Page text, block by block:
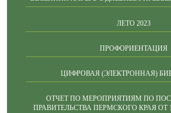
ЛЕТО 2023
ПРОФОРИЕНТАЦИЯ
ЦИФРОВАЯ (ЭЛЕКТРОННАЯ)
ОТЧЕТ ПО МЕРОПРИЯТИЯМ ПО
ПРАВИТЕЛЬСТВА ПЕРМСКОГО КРАЯ ОТ